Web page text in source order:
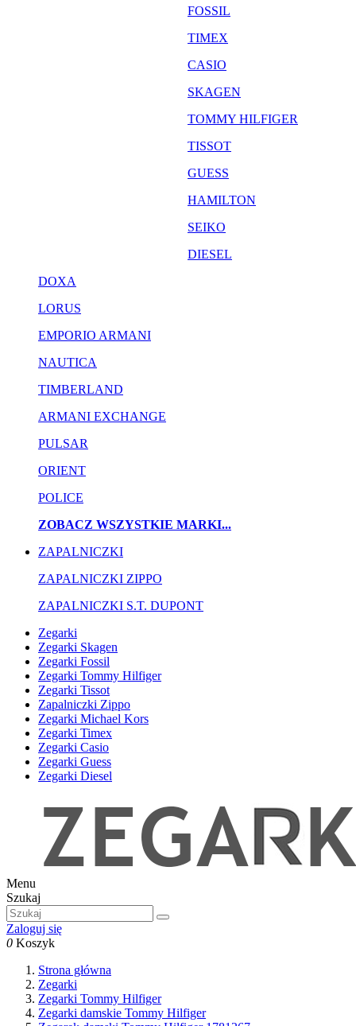
FOSSIL
TIMEX
CASIO
SKAGEN
TOMMY HILFIGER
TISSOT
GUESS
HAMILTON
SEIKO
DIESEL
DOXA
LORUS
EMPORIO ARMANI
NAUTICA
TIMBERLAND
ARMANI EXCHANGE
PULSAR
ORIENT
POLICE
ZOBACZ WSZYSTKIE MARKI...
ZAPALNICZKI
ZAPALNICZKI ZIPPO
ZAPALNICZKI S.T. DUPONT
Zegarki
Zegarki Skagen
Zegarki Fossil
Zegarki Tommy Hilfiger
Zegarki Tissot
Zapalniczki Zippo
Zegarki Michael Kors
Zegarki Timex
Zegarki Casio
Zegarki Guess
Zegarki Diesel
Menu
Szukaj
Zaloguj się
0 Koszyk
Strona główna
Zegarki
Zegarki Tommy Hilfiger
Zegarki damskie Tommy Hilfiger